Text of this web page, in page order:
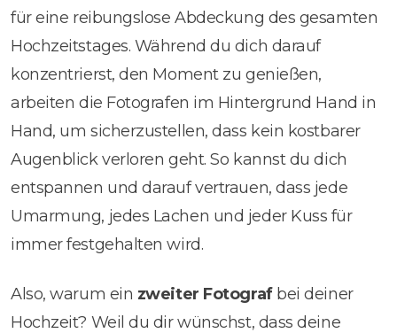
für eine reibungslose Abdeckung des gesamten
Hochzeitstages. Während du dich darauf
konzentrierst, den Moment zu genießen,
arbeiten die Fotografen im Hintergrund Hand in
Hand, um sicherzustellen, dass kein kostbarer
Augenblick verloren geht. So kannst du dich
entspannen und darauf vertrauen, dass jede
Umarmung, jedes Lachen und jeder Kuss für
immer festgehalten wird.
Also, warum ein zweiter Fotografbei deiner
Hochzeit? Weil du dir wünschst, dass deine